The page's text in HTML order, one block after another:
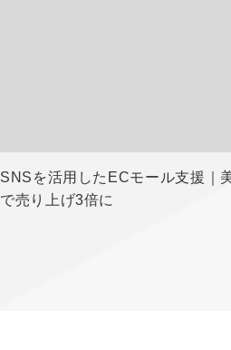
SNSを活用したECモール支援｜
で売り上げ3倍に